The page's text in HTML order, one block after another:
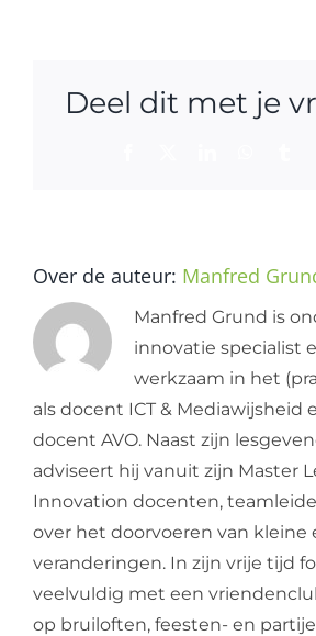
Deel dit met je
Over de auteur: Manfred
Manfred Grund is
innovatie specialist
werkzaam in het
als docent ICT & Mediawijsheid
docent AVO. Naast zijn
adviseert hij vanuit zijn Master
Innovation docenten,
over het doorvoeren van kleine
veranderingen. In zijn vrije tijd
veelvuldig met een
op bruiloften, feesten- en